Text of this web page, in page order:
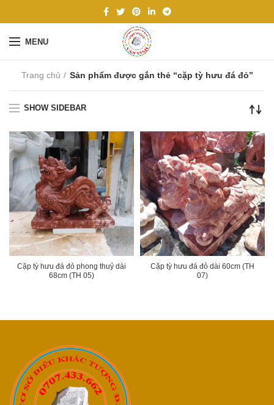
MENU
Trang chủ Sản phẩm được gắn thẻ “cặp tỳ hưu đá đỏ”
SHOW SIDEBAR
Cặp tỳ hưu đá đỏ phong thuỷ dài
68cm (TH 05)
Cặp tỳ hưu đá đỏ dài 60cm (TH
07)